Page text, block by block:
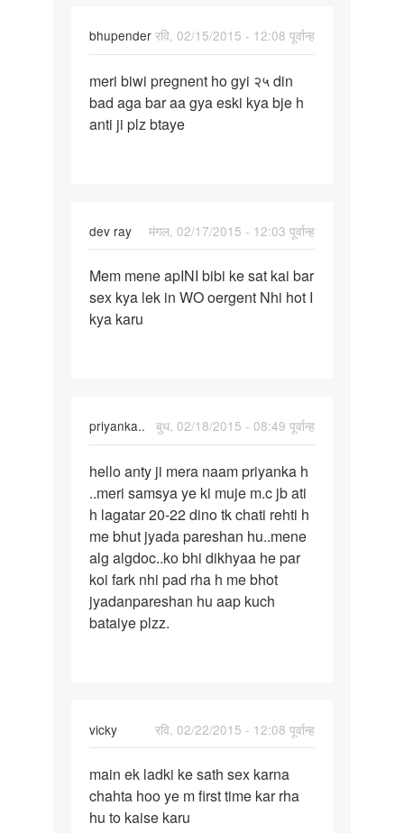
bhupender रवि, 02/15/2015 - 12:08 पूर्वान्ह
meri
biwi
pregnent
meri biwi pregnent ho gyi २५ din
bad aga bar aa gya eski kya bje h
anti ji plz btaye
dev ray
मंगल, 02/17/2015 - 12:03 पूर्वान्ह
Mem
mene
apINI
Mem mene apINI bibi ke sat kai bar
sex kya lek in WO oergent Nhi hot I
kya karu
priyanka..
बुध, 02/18/2015 - 08:49 पूर्वान्ह
hello
anty
ji
mera
naam
hello anty ji mera naam priyanka h
..meri samsya ye ki muje m.c jb ati
h lagatar 20-22 dino tk chati rehti h
me bhut jyada pareshan hu..mene
alg algdoc..ko bhi dikhyaa he par
koi fark nhi pad rha h me bhot
jyadanpareshan hu aap kuch
bataiye plzz.
vicky
रवि, 02/22/2015 - 12:08 पूर्वान्ह
main
ek
ladki
main ek ladki ke sath sex karna
chahta hoo ye m first time kar rha
hu to kaise karu